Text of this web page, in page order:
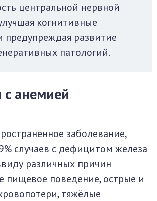
центральной нервной
когнитивные
предупреждая развитие
патологий.
с анемией
заболевание,
случаев с дефицитом железа
различных причин
пищевое поведение, острые и
тяжёлые